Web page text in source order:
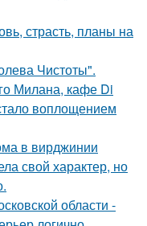
страсть, планы на
Чистоты".
Милана, кафе Di
воплощением
в вирджинии
свой характер, но
области -